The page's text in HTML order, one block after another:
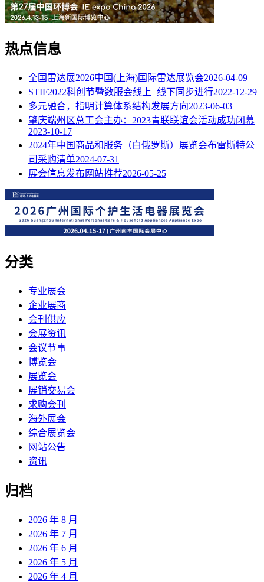
热点信息
全国雷达展2026中国(上海)国际雷达展览会2026-04-09
STIF2022科创节暨数服会线上+线下同步进行2022-12-29
多元融合，指明计算体系结构发展方向2023-06-03
肇庆端州区总工会主办：2023青联联谊会活动成功闭幕
2023-10-17
2024年中国商品和服务（白俄罗斯）展览会布雷斯特公
司采购清单2024-07-31
展会信息发布网站推荐2026-05-25
分类
专业展会
企业展商
会刊供应
会展资讯
会议节事
博览会
展览会
展销交易会
求购会刊
海外展会
综合展览会
网站公告
资讯
归档
2026 年 8 月
2026 年 7 月
2026 年 6 月
2026 年 5 月
2026 年 4 月